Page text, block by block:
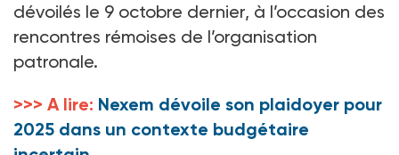
dévoilés le 9 octobre dernier, à l’occasion des
rencontres rémoises de l’organisation
patronale.
>>> A lire: Nexem dévoile son plaidoyer pour
2025 dans un contexte budgétaire